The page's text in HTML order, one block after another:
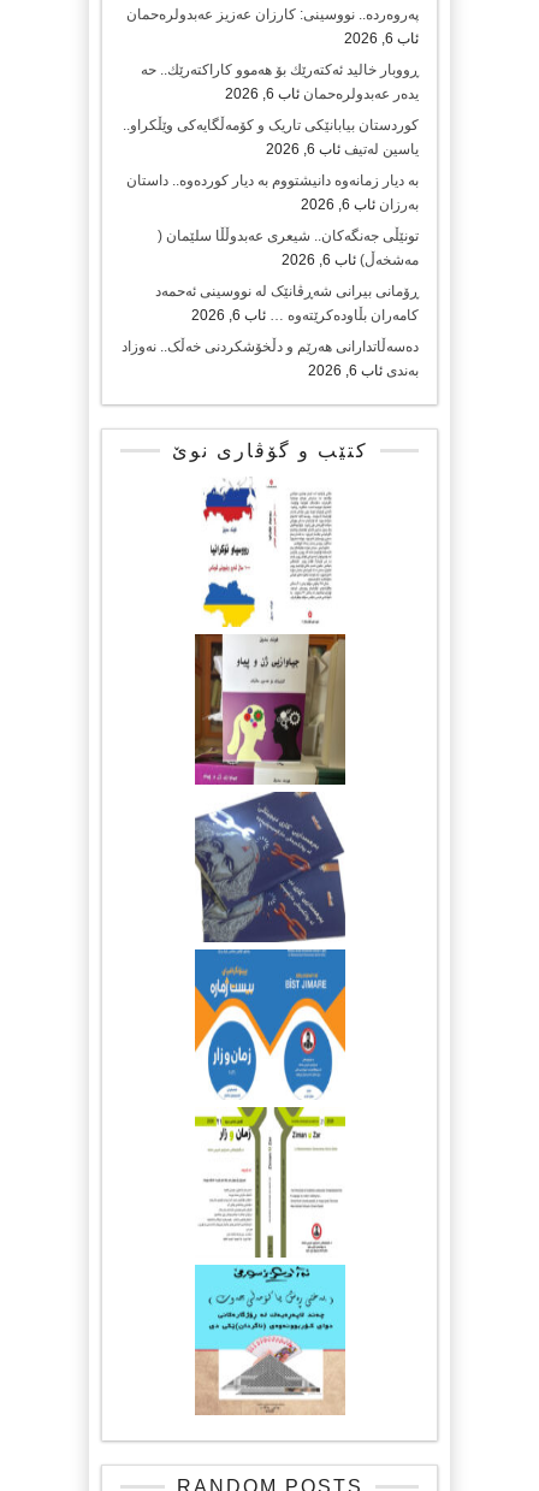
پەروەردە.. نووسینی: کارزان عەزیز عەبدولرەحمان
ئاب 6, 2026
ڕووبار خالید ئەكتەرێك بۆ هەموو كاراكتەرێك.. حه
یدەر عەبدولرەحمان ئاب 6, 2026
کوردستان بیابانێکی تاریک و کۆمەڵگایەکی وێڵکراو..
یاسین لەتیف ئاب 6, 2026
بە دیار زمانەوە دانیشتووم بە دیار کوردەوە.. داستان
بەرزان ئاب 6, 2026
تونێڵی جەنگەکان.. شیعری عەبدوڵڵا سلێمان (
مەشخەڵ) ئاب 6, 2026
ڕۆمانی بیرانی شەڕڤانێک لە نووسینی ئەحمەد
کامەران بڵاودەکرێتەوە … ئاب 6, 2026
دەسەڵاتدارانی هەرێم و دڵخۆشکردنی خەڵک.. نەوزاد
بەندی ئاب 6, 2026
کتێب و گۆڤاری نوێ
RANDOM POSTS